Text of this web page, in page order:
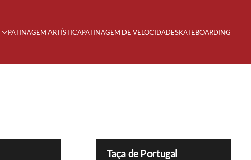
PATINAGEM ARTÍSTICAPATINAGEM DE VELOCIDADESKATEBOARDING
Taça de Portugal